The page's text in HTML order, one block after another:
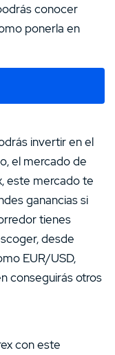
conocer
ponerla en
invertir en el
el mercado de
este mercado te
ganancias si
tienes
desde
EUR/USD,
conseguirás otros
con este